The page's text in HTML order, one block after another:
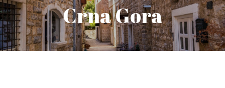
Crna Gora